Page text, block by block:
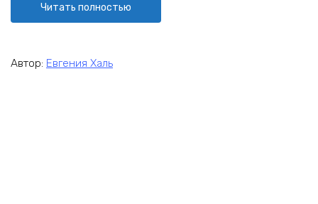
Читать полностью
Автор: Евгения Халь